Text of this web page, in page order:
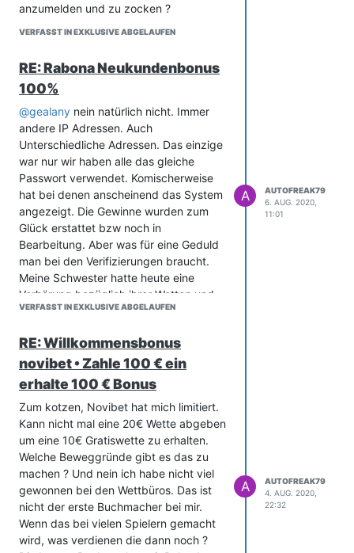
anzumelden und zu zocken ?
VERFASST IN EXKLUSIVE ABGELAUFEN
RE: Rabona Neukundenbonus
100%
@gealany nein natürlich nicht. Immer
andere IP Adressen. Auch
Unterschiedliche Adressen. Das einzige
war nur wir haben alle das gleiche
Passwort verwendet. Komischerweise
hat bei denen anscheinend das System
angezeigt. Die Gewinne wurden zum
Glück erstattet bzw noch in
Bearbeitung. Aber was für eine Geduld
man bei den Verifizierungen braucht.
Meine Schwester hatte heute eine
Verhörung bezüglich ihrer Wetten und
allgemeine Fragen über Skype gehabt.
hat auch zu dem Typen gesagt sind wir
hier in einem Gericht. Ich möchte wetten
und gewinnen....
VERFASST IN EXKLUSIVE ABGELAUFEN
A
AUTOFREAK79
6. AUG. 2020,
11:01
RE: Willkommensbonus
novibet • Zahle 100 € ein
erhalte 100 € Bonus
Zum kotzen, Novibet hat mich limitiert.
Kann nicht mal eine 20€ Wette abgeben
um eine 10€ Gratiswette zu erhalten.
Welche Beweggründe gibt es das zu
machen ? Und nein ich habe nicht viel
gewonnen bei den Wettbüros. Das ist
nicht der erste Buchmacher bei mir.
Wenn das bei vielen Spielern gemacht
wird, was verdienen die dann noch ?
A
AUTOFREAK79
4. AUG. 2020,
22:32